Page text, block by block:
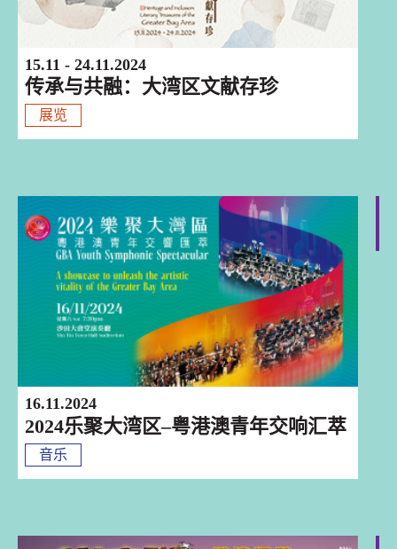
15.11 - 24.11.2024
传承与共融：大湾区文献存珍
展览
16.11.2024
2024乐聚大湾区–粤港澳青年交响汇萃
音乐